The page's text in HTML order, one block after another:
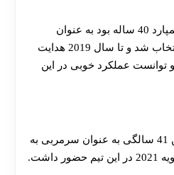
در سال 2018 و زمانی که لمپارد 40 ساله بود به عنوان
سرمربی تیم دربی کانتی انتخاب شد و تا سال 2019 هدایت
توانست عملکرد خوبی در این
بعد از سال 2019، او در سن 41 سالگی به عنوان سرمربی به